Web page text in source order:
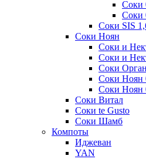
Соки
Соки
Соки SIS
Соки Ноян
Соки и
Соки и
Соки
Соки Ноян
Соки Ноян
Соки Витал
Соки te Gusto
Соки Шамб
Компоты
Иджеван
YAN